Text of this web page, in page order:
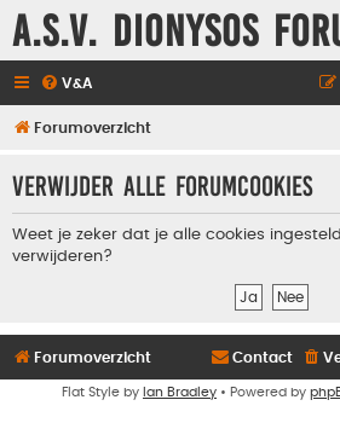
A.S.V. Dionysos
V&A
Forumoverzicht
Verwijder alle forumcookies
Weet je zeker dat je alle cookies
verwijderen?
Forumoverzicht Contact
Flat Style by Ian Bradley • Powered by